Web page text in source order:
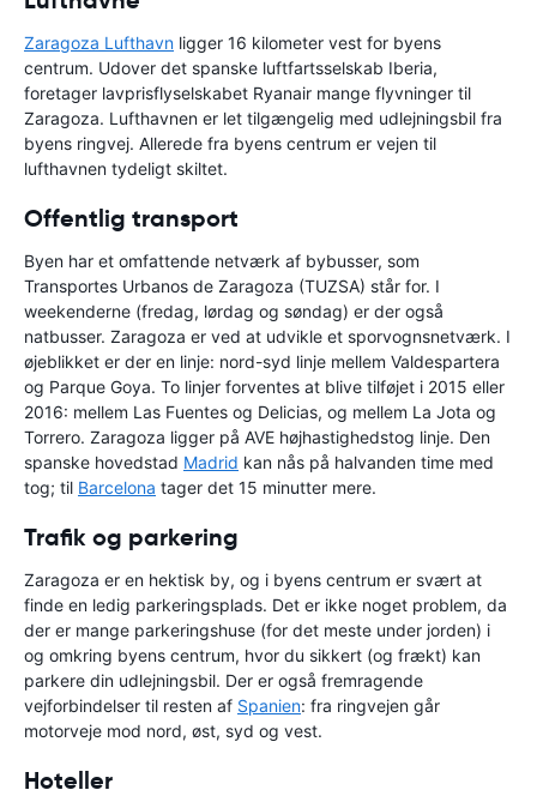
Zaragoza Lufthavn ligger 16 kilometer vest for byens
centrum. Udover det spanske luftfartsselskab Iberia,
foretager lavprisflyselskabet Ryanair mange flyvninger til
Zaragoza. Lufthavnen er let tilgængelig med udlejningsbil fra
byens ringvej. Allerede fra byens centrum er vejen til
lufthavnen tydeligt skiltet.
Offentlig transport
Byen har et omfattende netværk af bybusser, som
Transportes Urbanos de Zaragoza (TUZSA) står for. I
weekenderne (fredag, lørdag og søndag) er der også
natbusser. Zaragoza er ved at udvikle et sporvognsnetværk. I
øjeblikket er der en linje: nord-syd linje mellem Valdespartera
og Parque Goya. To linjer forventes at blive tilføjet i 2015 eller
2016: mellem Las Fuentes og Delicias, og mellem La Jota og
Torrero. Zaragoza ligger på AVE højhastighedstog linje. Den
spanske hovedstad Madrid kan nås på halvanden time med
tog; til Barcelona tager det 15 minutter mere.
Trafik og parkering
Zaragoza er en hektisk by, og i byens centrum er svært at
finde en ledig parkeringsplads. Det er ikke noget problem, da
der er mange parkeringshuse (for det meste under jorden) i
og omkring byens centrum, hvor du sikkert (og frækt) kan
parkere din udlejningsbil. Der er også fremragende
vejforbindelser til resten af Spanien: fra ringvejen går
motorveje mod nord, øst, syd og vest.
Hoteller